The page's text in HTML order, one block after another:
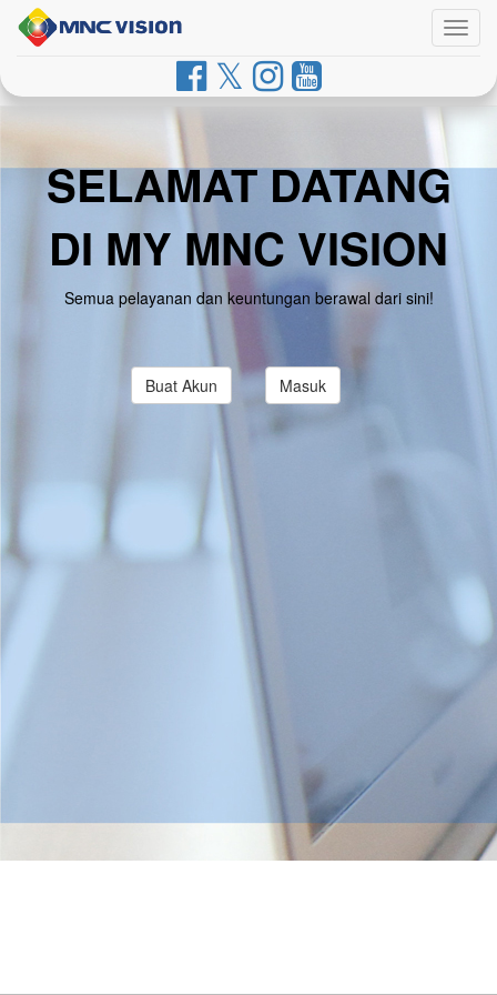
SELAMAT DATANG
DI MY MNC VISION
Semua pelayanan dan keuntungan berawal dari sini!
Buat Akun Masuk